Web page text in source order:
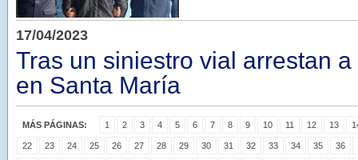
17/04/2023
Tras un siniestro vial arrestan
en Santa María
MÁS PÁGINAS: 1 2 3 4 5 6 7 8 9 10 11 12 13
22 23 24 25 26 27 28 29 30 31 32 33 34 35 36